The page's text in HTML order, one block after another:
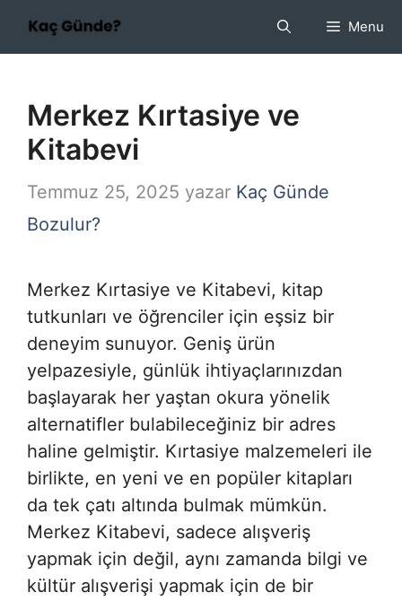
Menu
Merkez Kırtasiye ve
Kitabevi
Temmuz 25, 2025 yazar Kaç Günde
Bozulur?
Merkez Kırtasiye ve Kitabevi, kitap
tutkunları ve öğrenciler için eşsiz bir
deneyim sunuyor. Geniş ürün
yelpazesiyle, günlük ihtiyaçlarınızdan
başlayarak her yaştan okura yönelik
alternatifler bulabileceğiniz bir adres
haline gelmiştir. Kırtasiye malzemeleri ile
birlikte, en yeni ve en popüler kitapları
da tek çatı altında bulmak mümkün.
Merkez Kitabevi, sadece alışveriş
yapmak için değil, aynı zamanda bilgi ve
kültür alışverişi yapmak için de bir